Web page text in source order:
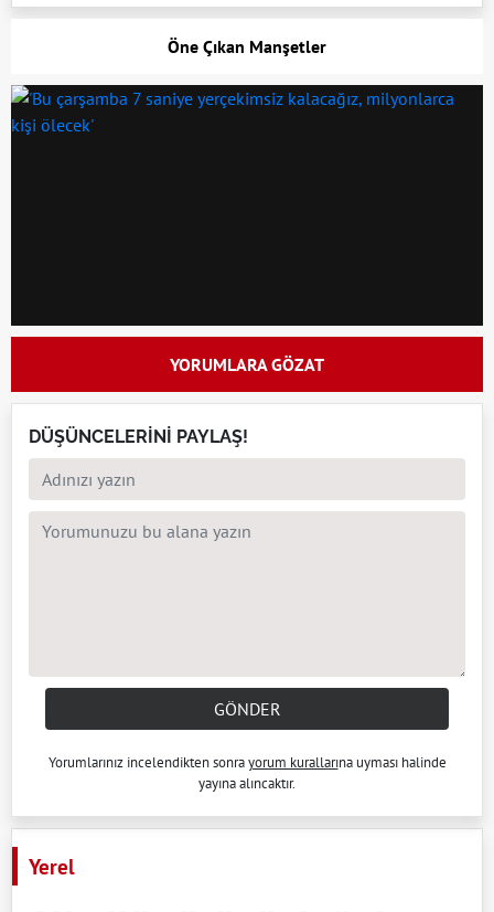
Öne Çıkan Manşetler
YORUMLARA GÖZAT
DÜŞÜNCELERİNİ PAYLAŞ!
GÖNDER
Yorumlarınız incelendikten sonrayorum kurallarına uyması halinde
yayına alıncaktır.
Yerel